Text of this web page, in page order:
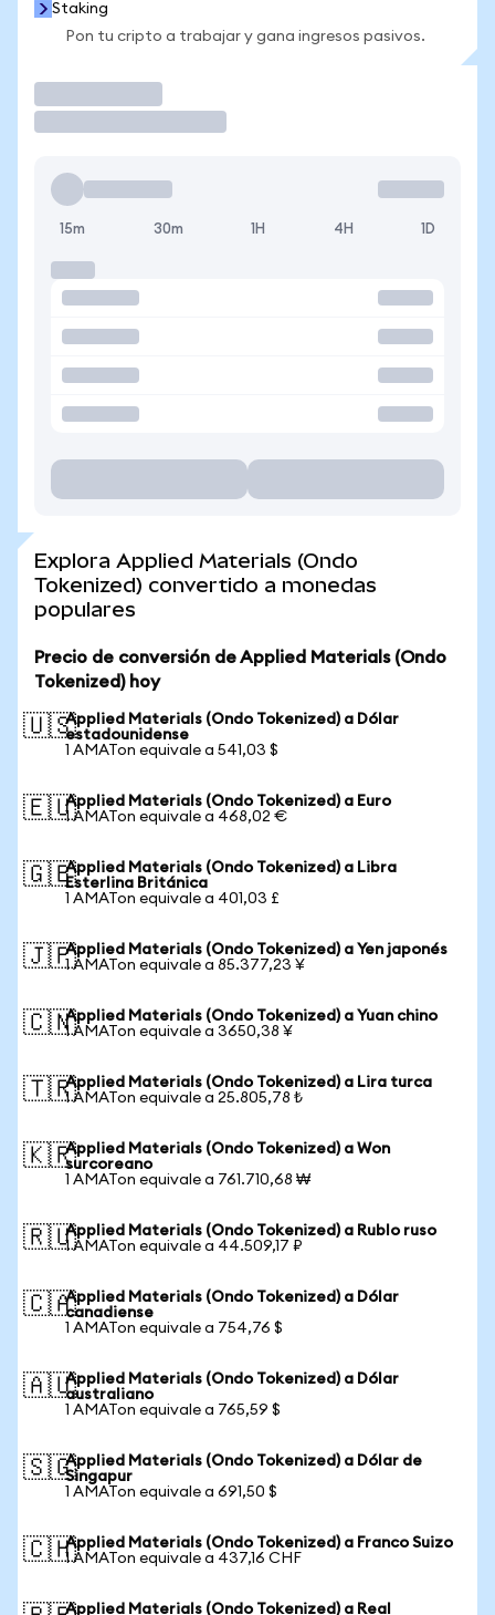
Staking
Pon tu cripto a trabajar y gana ingresos pasivos.
15m 30m 1H 4H 1D
Explora Applied Materials (Ondo
Tokenized) convertido a monedas
populares
Precio de conversión de Applied Materials (Ondo
Tokenized) hoy
🇺🇸Applied Materials (Ondo Tokenized) a Dólar
estadounidense
1 AMATon equivale a 541,03 $
🇪🇺Applied Materials (Ondo Tokenized) a Euro
1 AMATon equivale a 468,02 €
🇬🇧Applied Materials (Ondo Tokenized) a Libra
Esterlina Británica
1 AMATon equivale a 401,03 £
🇯🇵Applied Materials (Ondo Tokenized) a Yen japonés
1 AMATon equivale a 85.377,23 ¥
🇨🇳Applied Materials (Ondo Tokenized) a Yuan chino
1 AMATon equivale a 3650,38 ¥
🇹🇷Applied Materials (Ondo Tokenized) a Lira turca
1 AMATon equivale a 25.805,78 ₺
🇰🇷Applied Materials (Ondo Tokenized) a Won
surcoreano
1 AMATon equivale a 761.710,68 ₩
🇷🇺Applied Materials (Ondo Tokenized) a Rublo ruso
1 AMATon equivale a 44.509,17 ₽
🇨🇦Applied Materials (Ondo Tokenized) a Dólar
canadiense
1 AMATon equivale a 754,76 $
🇦🇺Applied Materials (Ondo Tokenized) a Dólar
australiano
1 AMATon equivale a 765,59 $
🇸🇬Applied Materials (Ondo Tokenized) a Dólar de
Singapur
1 AMATon equivale a 691,50 $
🇨🇭Applied Materials (Ondo Tokenized) a Franco Suizo
1 AMATon equivale a 437,16 CHF
Applied Materials (Ondo Tokenized) a Real